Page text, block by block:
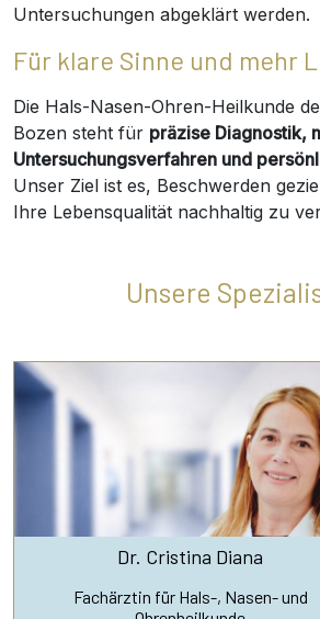
Untersuchungen abgeklärt werden.
Für klare Sinne und mehr
Die Hals-Nasen-Ohren-Heilkunde
Bozen steht für präzise Diagnostik,
Untersuchungsverfahren und
Unser Ziel ist es, Beschwerden
Ihre Lebensqualität nachhaltig zu
Unsere
Dr. Cristina Diana
Fachärztin für Hals-, Nasen- und